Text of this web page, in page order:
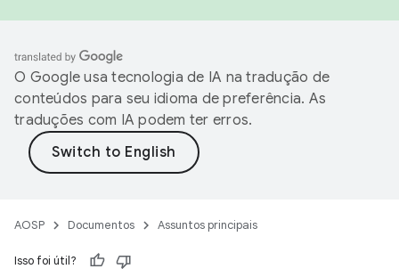
O Google usa tecnologia de IA na tradução de
conteúdos para seu idioma de preferência. As
traduções com IA podem ter erros.
AOSP Documentos Assuntos principais
Isso foi útil?